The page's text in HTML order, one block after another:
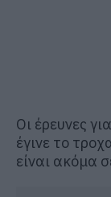
Οι έρευνες
έγινε το
είναι ακόμα